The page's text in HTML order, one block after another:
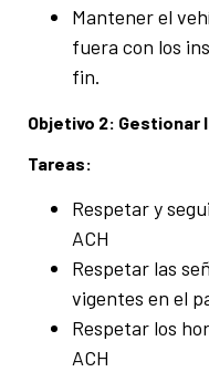
Mantener el
fuera con los
fin.
Objetivo 2: Gestionar
Tareas:
Respetar y
ACH
Respetar las
vigentes en el
Respetar los
ACH